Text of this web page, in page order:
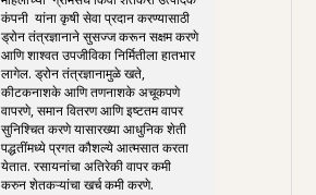
कंपनी यांना कृषी सेवा प्रदान करण्यासाठी
ड्रोन तंत्रज्ञानाने सुसज्ज करून सक्षम करणे
आणि शाश्वत उपजीविका निर्मितीला हातभार
लागेल. ड्रोन तंत्रज्ञानामुळे खते,
कीटकनाशके आणि तणनाशके अचूकपणे
वापरणे, समान वितरण आणि इष्टतम वापर
सुनिश्चित करणे यासारख्या आधुनिक शेती
पद्धतींमध्ये प्रगत कौशल्ये आत्मसात करता
येतात. रसायनांचा अतिरेकी वापर कमी
करुन शेतकऱ्यांचा खर्च कमी करणे.